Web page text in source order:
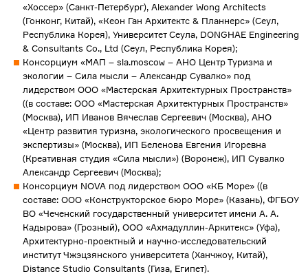
«Хоссер» (Санкт-Петербург), Alexander Wong Architects
(Гонконг, Китай), «Кеон Ган Архитектс & Планнерс» (Сеул,
Республика Корея), Университет Сеула, DONGHAE Engineering
& Consultants Co., Ltd (Сеул, Республика Корея);
Консорциум «МАП – sla.moscow – АНО Центр Туризма и
экологии – Сила мысли – Александр Сувалко» под
лидерством ООО «Мастерская Архитектурных Пространств»
((в составе: ООО «Мастерская Архитектурных Пространств»
(Москва), ИП Иванов Вячеслав Сергеевич (Москва), АНО
«Центр развития туризма, экологического просвещения и
экспертизы» (Москва), ИП Беленова Евгения Игоревна
(Креативная студия «Сила мысли») (Воронеж), ИП Сувалко
Александр Сергеевич (Москва);
Консорциум NOVA под лидерством ООО «КБ Море» ((в
составе: ООО «Конструкторское бюро Море» (Казань), ФГБОУ
ВО «Чеченский государственный университет имени А. А.
Кадырова» (Грозный), ООО «Ахмадуллин-Аркитекс» (Уфа),
Архитектурно-проектный и научно-исследовательский
институт Чжэцзянского университета (Ханчжоу, Китай),
Distance Studio Consultants (Гиза, Египет).